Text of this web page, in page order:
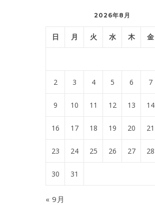
2026年8月
日 月 火 水 木 金
2 3 4 5 6 7
9 10 11 12 13 14
16 17 18 19 20 21
23 24 25 26 27 28
30 31
« 9月